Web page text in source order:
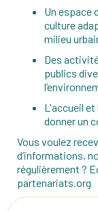
Un espace
culture
milieu
Des
publics
L'accueil et
donner un
Vous voulez
d’informations,
régulièrement ?
partenariats.org